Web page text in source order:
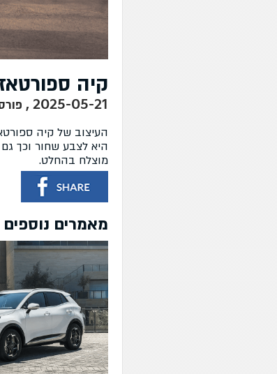
קיה ספורטאז'
2025-05-21 , פורסם ב: Auto
העיצוב של קיה
היא לצבע שחור וכך
מוצלח בהחלט.
מאמרים נוספים